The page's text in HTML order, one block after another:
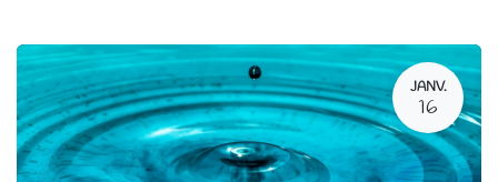
JANV.
16